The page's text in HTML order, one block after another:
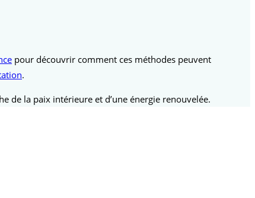
pour découvrir comment ces méthodes peuvent
.
de la paix intérieure et d’une énergie renouvelée.